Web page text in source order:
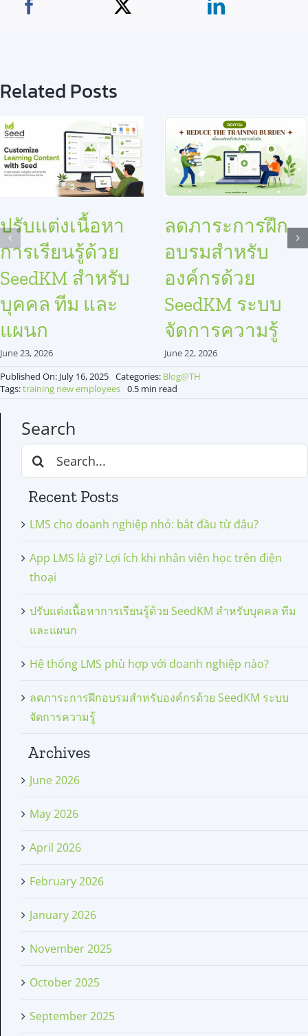
Related Posts
ปรับแต่งเนื้อหา
การเรียนรู้ด้วย
SeedKM สำหรับ
บุคคล ทีม และ
แผนก
June 23, 2026
ลดภาระการฝึก
อบรมสำหรับ
องค์กรด้วย
SeedKM ระบบ
จัดการความรู้
June 22, 2026
Published On: July 16, 2025 Categories: Blog@TH
Tags:training new employees 0.5 min read
Search
Search
for:
Recent Posts
LMS cho doanh nghiệp nhỏ: bắt đầu từ đâu?
App LMS là gì? Lợi ích khi nhân viên học trên điện
thoại
ปรับแต่งเนื้อหาการเรียนรู้ด้วย SeedKM สำหรับบุคคล ทีม
และแผนก
Hệ thống LMS phù hợp với doanh nghiệp nào?
ลดภาระการฝึกอบรมสำหรับองค์กรด้วย SeedKM ระบบ
จัดการความรู้
Archives
June 2026
May 2026
April 2026
February 2026
January 2026
November 2025
October 2025
September 2025